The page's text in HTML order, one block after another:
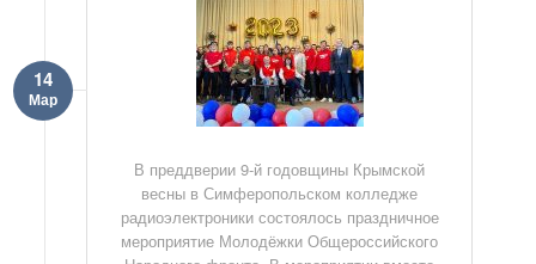
14
Мар
В преддверии 9-й годовщины Крымской
весны в Симферопольском колледже
радиоэлектроники состоялось праздничное
мероприятие Молодёжки Общероссийского